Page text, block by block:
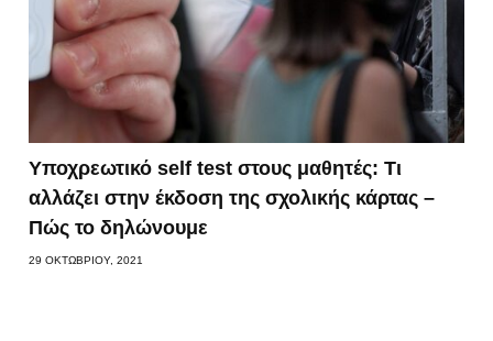
Υποχρεωτικό self test στους μαθητές: Τι
αλλάζει στην έκδοση της σχολικής κάρτας –
Πώς το δηλώνουμε
29 ΟΚΤΩΒΡΊΟΥ, 2021